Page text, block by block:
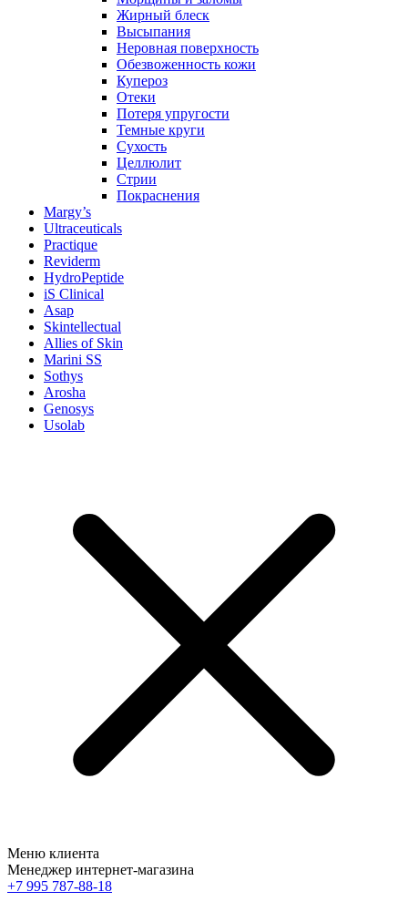
Жирный блеск
Высыпания
Неровная поверхность
Обезвоженность кожи
Купероз
Отеки
Потеря упругости
Темные круги
Сухость
Целлюлит
Стрии
Покраснения
Margy’s
Ultraceuticals
Practique
Reviderm
HydroPeptide
iS Clinical
Asap
Skintellectual
Allies of Skin
Marini SS
Sothys
Arosha
Genosys
Usolab
Меню клиента
Менеджер интернет-магазина
+7 995 787-88-18